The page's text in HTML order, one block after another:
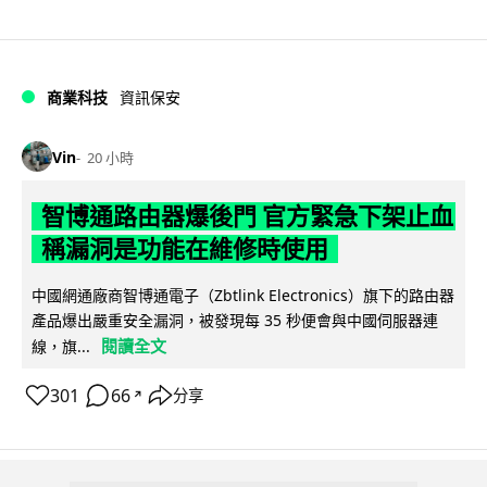
商業科技 資訊保安
Vin 20 小時
智博通路由器爆後門 官方緊急下架止血
稱漏洞是功能在維修時使用
中國網通廠商智博通電子（Zbtlink Electronics）旗下的路由器
產品爆出嚴重安全漏洞，被發現每 35 秒便會與中國伺服器連
線，旗...
閱讀全文
301 66 ↗ 分享